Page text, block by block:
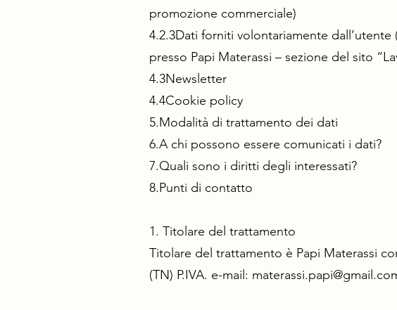
promozione commerciale)
4.2.3Dati forniti volontariamente
presso Papi Materassi – sezione del sito
4.3Newsletter
4.4Cookie policy
5.Modalità di trattamento dei dati
6.A chi possono essere comunicati i dati?
7.Quali sono i diritti degli interessati?
8.Punti di contatto
1. Titolare del trattamento
Titolare del trattamento è Papi Materassi
(TN) P.IVA. e-mail: